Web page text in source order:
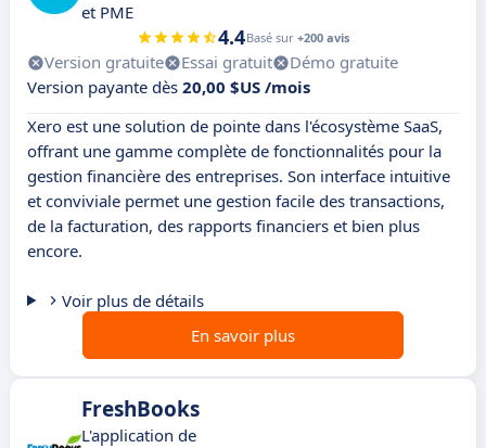
et PME
4.4Basé sur +200 avis
Version gratuite Essai gratuit
Démo gratuite
Version payante dès 20,00 $US /mois
Xero est une solution de pointe dans l'écosystème SaaS,
offrant une gamme complète de fonctionnalités pour la
gestion financière des entreprises. Son interface intuitive
et conviviale permet une gestion facile des transactions,
de la facturation, des rapports financiers et bien plus
encore.
Voir plus de détails
En savoir plus
FreshBooks
L'application de